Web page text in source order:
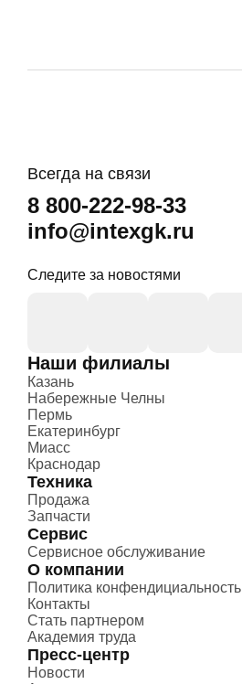
Всегда на связи
8 800-222-98-33
info@intexgk.ru
Следите за новостями
Наши филиалы
Казань
Набережные Челны
Пермь
Екатеринбург
Миасс
Краснодар
Техника
Продажа
Запчасти
Сервис
Сервисное обслуживание
О компании
Политика конфендициальность
Контакты
Стать партнером
Академия труда
Пресс-центр
Новости